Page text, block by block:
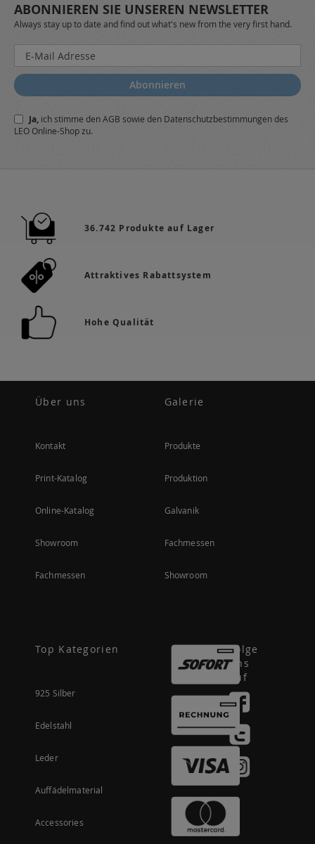
ABONNIEREN SIE UNSEREN NEWSLETTER
Always stay up to date and find out what's new from the very first hand.
Melden
Sie
sich
für
Newsletter
a:
Abonnieren
Ja, ich stimme denAGB sowie den Datenschutzbestimmungendes
LEO Online-Shop zu.
36.742 Produkte auf Lager
Attraktives Rabattsystem
Hohe Qualität
Über uns
Kontakt
Print-Katalog
Online-Katalog
Showroom
Fachmessen
Galerie
Produkte
Produktion
Galvanik
Fachmessen
Showroom
Top Kategorien
925 Silber
Edelstahl
Leder
Auffädelmaterial
Accessories
Folge
uns
auf